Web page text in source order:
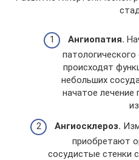
Ангиопатия.
происходят
небольших
начатое лечение
Ангиосклероз.
приобретают
сосудистые стенки